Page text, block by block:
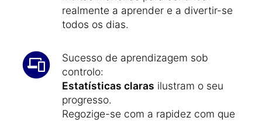
realmente a aprender e a divertir-se
todos os dias.
Sucesso de aprendizagem sob
controlo:
Estatísticas claras ilustram o seu
progresso.
Regozige-se com a rapidez com que